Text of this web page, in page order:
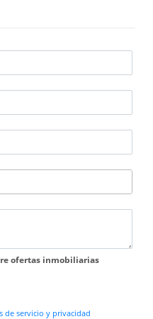
ofertas inmobiliarias
de servicio y privacidad